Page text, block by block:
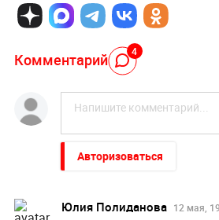
Комментарий 4
Авторизоваться
Юлия Полиданова 12 мая,